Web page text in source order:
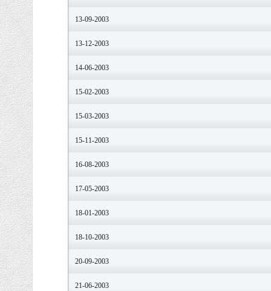
13-09-2003
13-12-2003
14-06-2003
15-02-2003
15-03-2003
15-11-2003
16-08-2003
17-05-2003
18-01-2003
18-10-2003
20-09-2003
21-06-2003